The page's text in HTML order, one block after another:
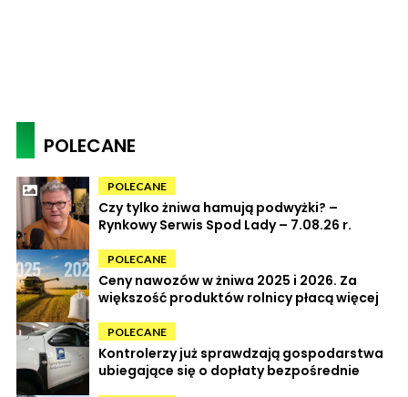
POLECANE
POLECANE
Czy tylko żniwa hamują podwyżki? –
Rynkowy Serwis Spod Lady – 7.08.26 r.
POLECANE
Ceny nawozów w żniwa 2025 i 2026. Za
większość produktów rolnicy płacą więcej
POLECANE
Kontrolerzy już sprawdzają gospodarstwa
ubiegające się o dopłaty bezpośrednie